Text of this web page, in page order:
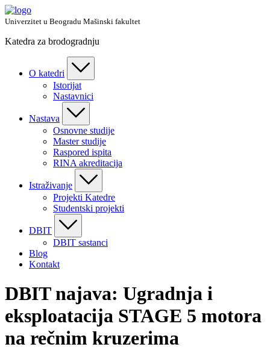
Skip
to
Univerzitet u Beogradu Mašinski fakultet
Katedra za brodogradnju
O katedri
Istorijat
Nastavnici
Nastava
Osnovne studije
Master studije
Raspored ispita
RINA akreditacija
Istraživanje
Projekti Katedre
Studentski projekti
DBIT
DBIT sastanci
Blog
Kontakt
DBIT najava: Ugradnja i
eksploatacija STAGE 5 motora
na rečnim kruzerima